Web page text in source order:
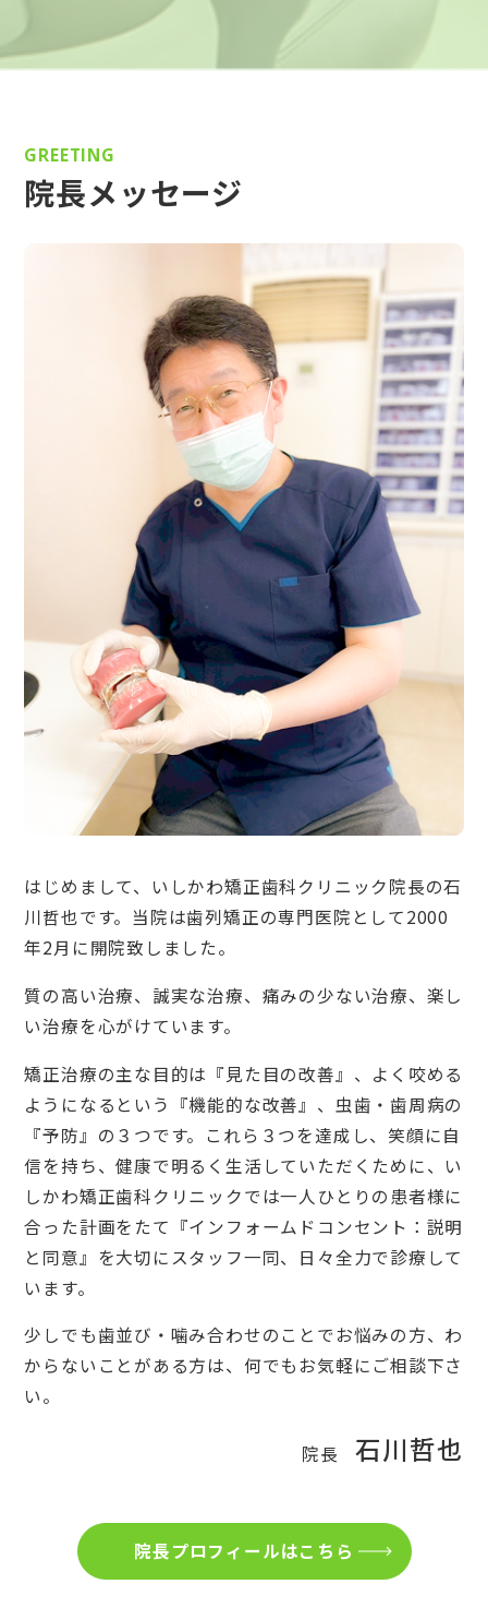
GREETING
院長メッセージ
はじめまして、いしかわ矯正歯科クリニック院長の石
川哲也です。当院は歯列矯正の専門医院として2000
年2月に開院致しました。
質の高い治療、誠実な治療、痛みの少ない治療、楽し
い治療を心がけています。
矯正治療の主な目的は『見た目の改善』、よく咬める
ようになるという『機能的な改善』、虫歯・歯周病の
『予防』の３つです。これら３つを達成し、笑顔に自
信を持ち、健康で明るく生活していただくために、い
しかわ矯正歯科クリニックでは一人ひとりの患者様に
合った計画をたて『インフォームドコンセント：説明
と同意』を大切にスタッフ一同、日々全力で診療して
います。
少しでも歯並び・噛み合わせのことでお悩みの方、わ
からないことがある方は、何でもお気軽にご相談下さ
い。
院長 石川哲也
院長プロフィールはこちら